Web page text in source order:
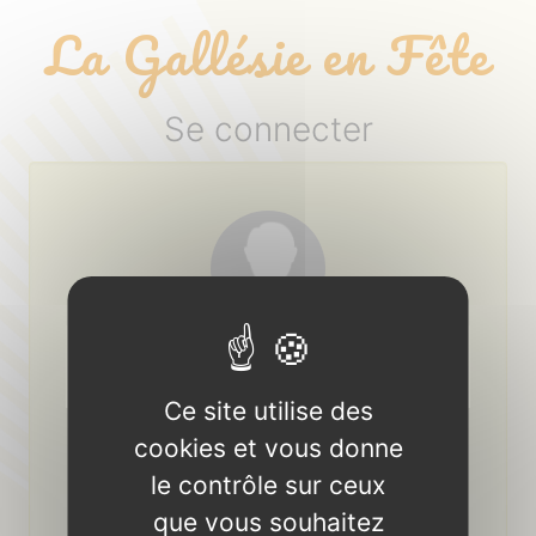
La Gallésie en Fête
Se connecter
Login ou adresse email :
Mot de passe :
mot de passe oublié ?
Ce site utilise des
cookies et vous donne
le contrôle sur ceux
que vous souhaitez